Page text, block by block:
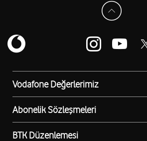
Vodafone Değerlerimiz
Sosyal Destek
Erişilebilir Mağazalar
Abonelik Sözleşmeleri
Kurumsal Tip Abonelik Sözleşmesi
BTK Düzenlemesi